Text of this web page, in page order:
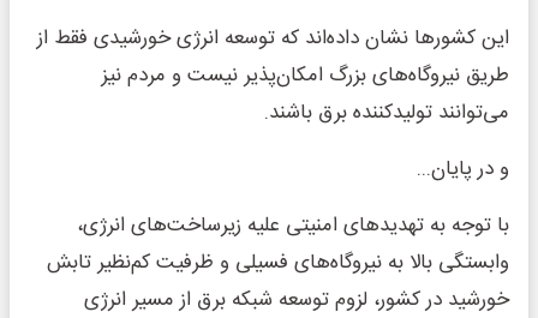
این کشورها نشان داده‌اند که توسعه انرژی خورشیدی فقط از
طریق نیروگاه‌های بزرگ امکان‌پذیر نیست و مردم نیز
می‌توانند تولیدکننده برق باشند.
و در پایان...
با توجه به تهدیدهای امنیتی علیه زیرساخت‌های انرژی،
وابستگی بالا به نیروگاه‌های فسیلی و ظرفیت کم‌نظیر تابش
خورشید در کشور، لزوم توسعه شبکه برق از مسیر انرژی